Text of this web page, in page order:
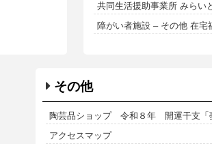
共同生活援助事業所 みらい
障がい者施設 – その他 在宅
その他
陶芸品ショップ 令和８年 開運干支「
アクセスマップ